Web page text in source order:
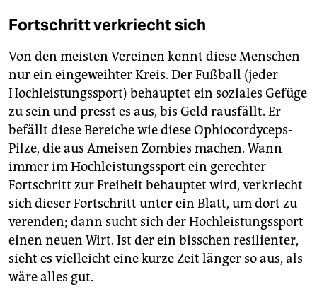
Fortschritt verkriecht sich
Von den meisten Vereinen kennt diese Menschen
nur ein eingeweihter Kreis. Der Fußball (jeder
Hochleistungssport) behauptet ein soziales Gefüge
zu sein und presst es aus, bis Geld rausfällt. Er
befällt diese Bereiche wie diese Ophiocordyceps-
Pilze, die aus Ameisen Zombies machen. Wann
immer im Hochleistungssport ein gerechter
Fortschritt zur Freiheit behauptet wird, verkriecht
sich dieser Fortschritt unter ein Blatt, um dort zu
verenden; dann sucht sich der Hochleistungssport
einen neuen Wirt. Ist der ein bisschen resilienter,
sieht es vielleicht eine kurze Zeit länger so aus, als
wäre alles gut.